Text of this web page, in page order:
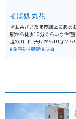
そば処 丸花
埼玉県さいたま市緑区にある
駅から徒歩10分ぐらいの住宅
道の川口中央ICから10分ぐら
ースのほか自転車用の駐輪ス
が多いようです。名物の「通
#食事処 #麺類#お酒